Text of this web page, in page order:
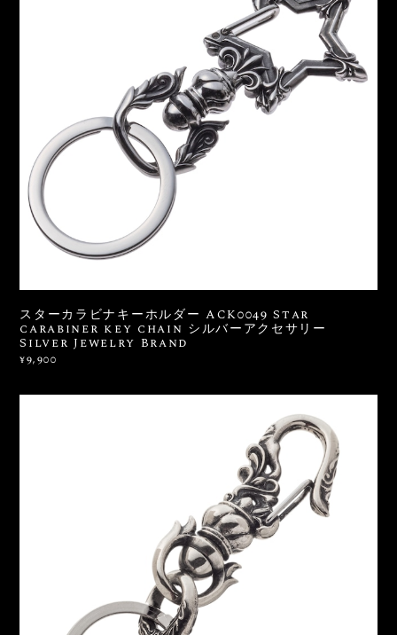
スターカラビナキーホルダー ACK0049 Star
carabiner key chain シルバーアクセサリー
Silver Jewelry Brand
¥9,900